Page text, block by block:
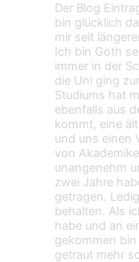
Der Blog
bin glücklich
mir seit
Ich bin Goth
immer in der
die Uni ging
Studiums hat
ebenfalls aus
kommt, eine
und uns einen
von
unangenehm
zwei Jahre
getragen.
behalten. Als
habe und an
gekommen
getraut mehr